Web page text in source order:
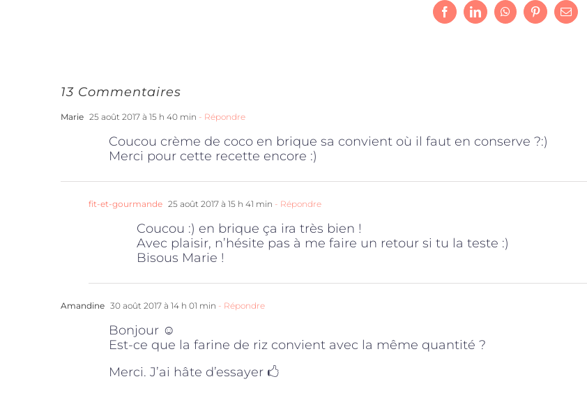
FacebookLinkedInWhatsAppPinterestEmail
13 Commentaires
Marie 25 août 2017 à 15 h 40 min - Répondre
Coucou crème de coco en brique sa convient où il faut en conserve ?:)
Merci pour cette recette encore :)
fit-et-gourmande 25 août 2017 à 15 h 41 min - Répondre
Coucou :) en brique ça ira très bien !
Avec plaisir, n’hésite pas à me faire un retour si tu la teste :)
Bisous Marie !
Amandine 30 août 2017 à 14 h 01 min - Répondre
Bonjour ☺
Est-ce que la farine de riz convient avec la même quantité ?
Merci. J’ai hâte d’essayer 🖒